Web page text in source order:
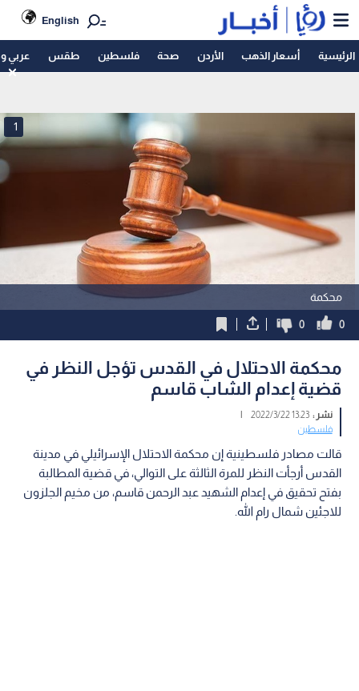
English
الرئيسية أسعار الذهب الأردن صحة فلسطين طقس عربي
محكمة
1
0
0
محكمة الاحتلال في القدس تؤجل النظر في
قضية إعدام الشاب قاسم
نشر :13:23 2022/3/22
|
فلسطين
قالت مصادر فلسطينية إن محكمة الاحتلال الإسرائيلي في مدينة
القدس أرجأت النظر للمرة الثالثة على التوالي، في قضية المطالبة
بفتح تحقيق في إعدام الشهيد عبد الرحمن قاسم، من مخيم الجلزون
للاجئين شمال رام الله.